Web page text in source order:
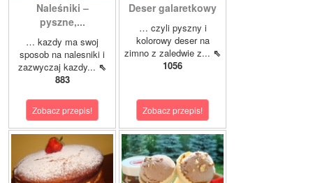
Naleśniki –
pyszne,...
… kazdy ma swoj
sposob na nalesniki i
zazwyczaj kazdy... ⇖
883
Zobacz przepis!
Deser galaretkowy
… czyli pyszny i
kolorowy deser na
zimno z zaledwie z... ⇖
1056
Zobacz przepis!